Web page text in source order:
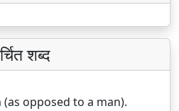
शब्द
opposed to a man).